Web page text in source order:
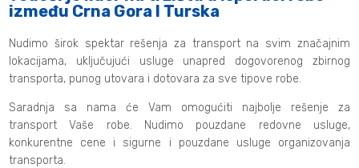
između Crna Gora I Turska
Nudimo širok spektar rešenja za transport na svim značajnim
lokacijama, uključujući usluge unapred dogovorenog zbirnog
transporta, punog utovara i dotovara za sve tipove robe.
Saradnja sa nama će Vam omogućiti najbolje rešenje za
transport Vaše robe. Nudimo pouzdane redovne usluge,
konkurentne cene i sigurne i pouzdane usluge organizovanja
transporta.